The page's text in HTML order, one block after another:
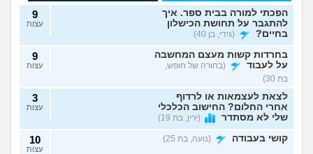
הפכתי למורה בבית ספר. איך
להתגבר על תחושת הכישלון
בחיים?
(גידי, בן 40)
9
עצות
בחרדות קשות מעצם המחשבה
על לעבוד
(בחורה של חופש,
בת 30)
9
עצות
לצאת לעצמאות או לרדוף
אחרי החלום? החישוב הכלכלי
שלי לא מסתדר
(ירין, בת 19)
3
עצות
קושי בעבודה (נועה, בת 25) 10
עצות